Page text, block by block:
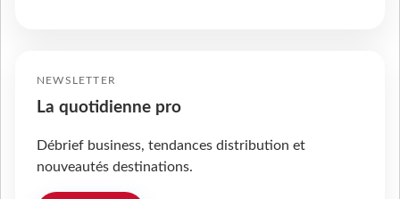
NEWSLETTER
La quotidienne pro
Débrief business, tendances distribution et
nouveautés destinations.